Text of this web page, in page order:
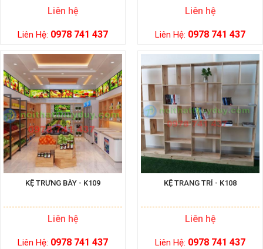
Liên hệ
Liên Hệ: 0978 741 437
Liên hệ
Liên Hệ: 0978 741 437
KỆ TRƯNG BÀY - K109
Liên hệ
Liên Hệ: 0978 741 437
KỆ TRANG TRÍ - K108
Liên hệ
Liên Hệ: 0978 741 437